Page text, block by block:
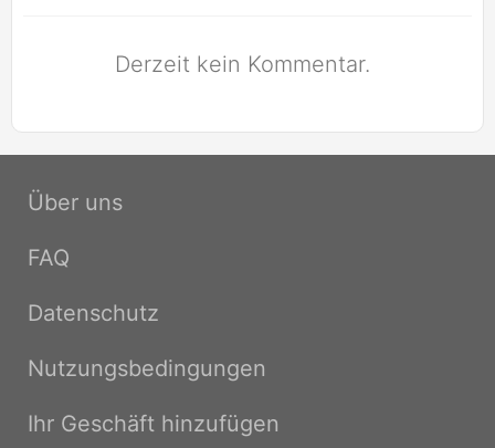
Derzeit kein Kommentar.
Über uns
FAQ
Datenschutz
Nutzungsbedingungen
Ihr Geschäft hinzufügen